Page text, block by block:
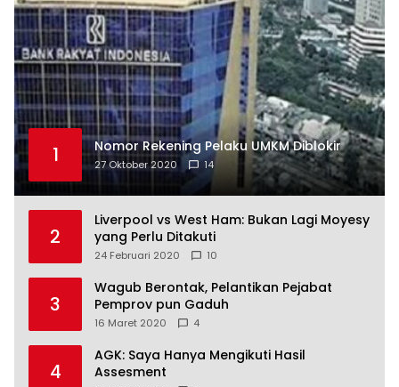
1 Nomor Rekening Pelaku UMKM Diblokir
27 Oktober 2020 14
2
Liverpool vs West Ham: Bukan Lagi Moyesy
yang Perlu Ditakuti
24 Februari 2020 10
3
Wagub Berontak, Pelantikan Pejabat
Pemprov pun Gaduh
16 Maret 2020 4
4
AGK: Saya Hanya Mengikuti Hasil
Assesment